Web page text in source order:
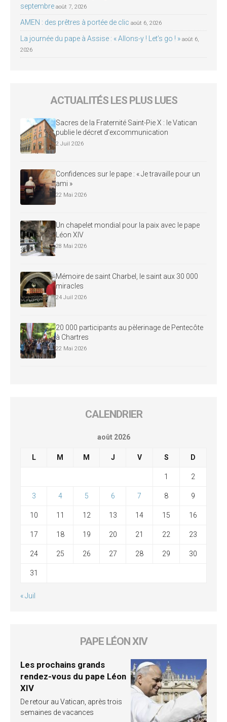
septembre août 7, 2026
AMEN : des prêtres à portée de clic août 6, 2026
La journée du pape à Assise : « Allons-y ! Let’s go ! » août 6,
2026
ACTUALITÉS LES PLUS LUES
Sacres de la Fraternité Saint-Pie X : le Vatican
publie le décret d’excommunication
2 Juil 2026
Confidences sur le pape : « Je travaille pour un
ami »
22 Mai 2026
Un chapelet mondial pour la paix avec le pape
Léon XIV
28 Mai 2026
Mémoire de saint Charbel, le saint aux 30 000
miracles
24 Juil 2026
20 000 participants au pèlerinage de Pentecôte
à Chartres
22 Mai 2026
CALENDRIER
août 2026
L M M J V S D
1 2
3 4 5 6 7 8 9
10 11 12 13 14 15 16
17 18 19 20 21 22 23
24 25 26 27 28 29 30
31
« Juil
PAPE LÉON XIV
Les prochains grands
rendez-vous du pape Léon
XIV
De retour au Vatican, après trois
semaines de vacances